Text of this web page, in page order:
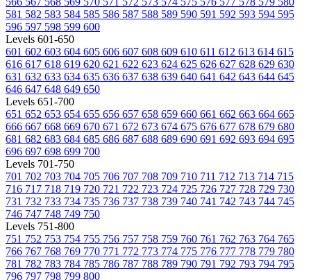
581 582 583 584 585 586 587 588 589 590 591 592 593 594 595
596 597 598 599 600
Levels 601-650
601 602 603 604 605 606 607 608 609 610 611 612 613 614 615
616 617 618 619 620 621 622 623 624 625 626 627 628 629 630
631 632 633 634 635 636 637 638 639 640 641 642 643 644 645
646 647 648 649 650
Levels 651-700
651 652 653 654 655 656 657 658 659 660 661 662 663 664 665
666 667 668 669 670 671 672 673 674 675 676 677 678 679 680
681 682 683 684 685 686 687 688 689 690 691 692 693 694 695
696 697 698 699 700
Levels 701-750
701 702 703 704 705 706 707 708 709 710 711 712 713 714 715
716 717 718 719 720 721 722 723 724 725 726 727 728 729 730
731 732 733 734 735 736 737 738 739 740 741 742 743 744 745
746 747 748 749 750
Levels 751-800
751 752 753 754 755 756 757 758 759 760 761 762 763 764 765
766 767 768 769 770 771 772 773 774 775 776 777 778 779 780
781 782 783 784 785 786 787 788 789 790 791 792 793 794 795
796 797 798 799 800